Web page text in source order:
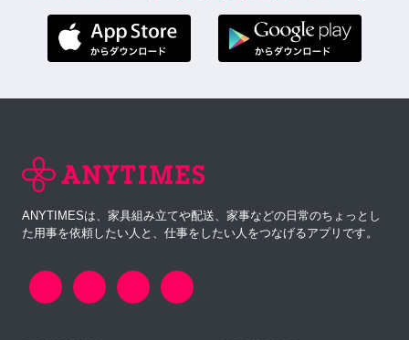
ANYTIMESは、家具組み立てや配送、家事などの日常のちょっとし
た用事を依頼したい人と、仕事をしたい人をつなげるアプリです。